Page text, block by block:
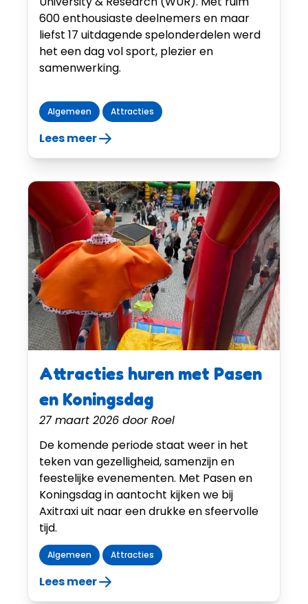
600 enthousiaste deelnemers en maar
liefst 17 uitdagende spelonderdelen werd
het een dag vol sport, plezier en
samenwerking.
Algemeen Attracties
Lees meer
Attracties huren met Pasen
en Koningsdag
27 maart 2026 door Roel
De komende periode staat weer in het
teken van gezelligheid, samenzijn en
feestelijke evenementen. Met Pasen en
Koningsdag in aantocht kijken we bij
Axitraxi uit naar een drukke en sfeervolle
tijd.
Algemeen Attracties
Lees meer